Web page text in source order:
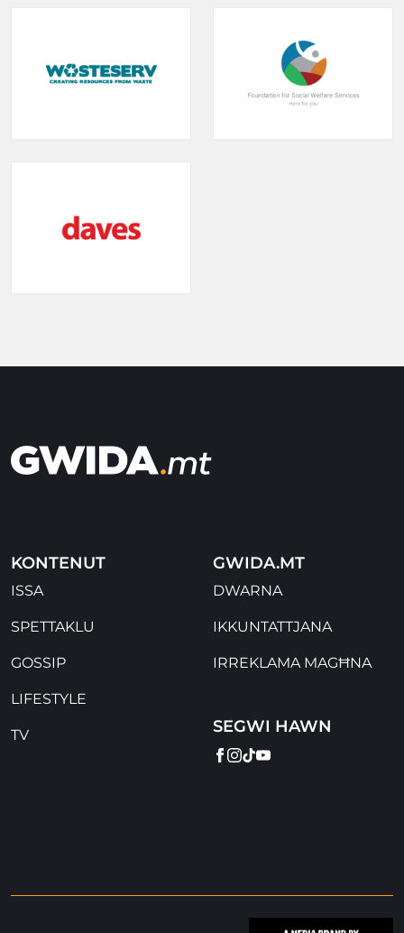
KONTENUT
ISSA
SPETTAKLU
GOSSIP
LIFESTYLE
TV
GWIDA.MT
DWARNA
IKKUNTATTJANA
IRREKLAMA MAGĦNA
SEGWI HAWN
FACEBOOK
INSTAGRAM
TIKTOK
YOUTUBE